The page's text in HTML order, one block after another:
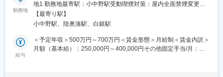
しながら決めております。）
変更の範囲：会社の定める業務
■業務詳細：
・既存顧客向けへの鶏舎設備導入提案、受注
・施工部門との調整、納品
・市場、顧客開拓の計画
・営業／販売部門の管理
勤務地
地1 勤務地最寄駅：小中野駅受動喫煙対策：屋内全面禁煙変更の
範囲：無
【最寄り駅】
小中野駅、陸奥湊駅、白銀駅
給与
＜予定年収＞500万円～700万円＜賃金形態＞月給制＜賃金内訳＞
月額（基本給）：250,000円～400,000円その他固定手当/月：